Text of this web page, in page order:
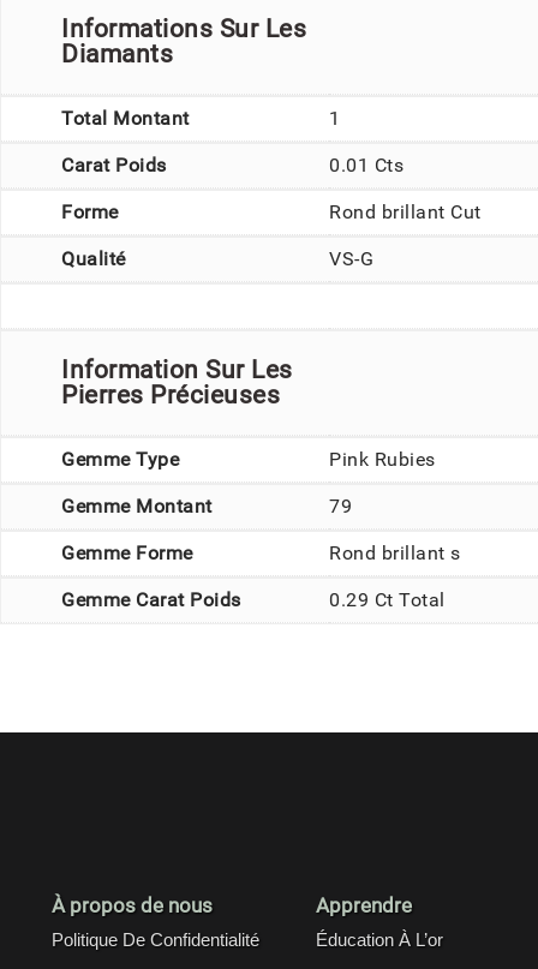
Informations Sur Les
Diamants
Total Montant 1
Carat Poids 0.01 Cts
Forme Rond brillant Cut
Qualité VS-G
Information Sur Les
Pierres Précieuses
Gemme Type Pink Rubies
Gemme Montant 79
Gemme Forme Rond brillant s
Gemme Carat Poids 0.29 Ct Total
À propos de nous
Politique De Confidentialité
Apprendre
Éducation À L’or